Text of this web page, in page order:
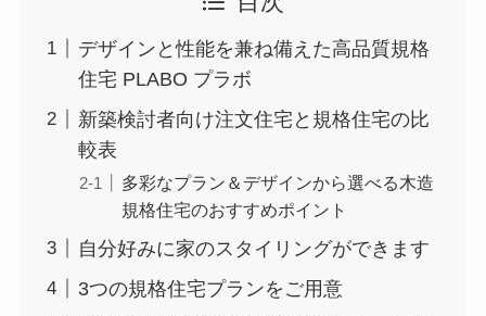
デザインと性能を兼ね備えた高品質規格
住宅 PLABO プラボ
新築検討者向け注文住宅と規格住宅の比
較表
多彩なプラン＆デザインから選べる木造
規格住宅のおすすめポイント
自分好みに家のスタイリングができます
3つの規格住宅プランをご用意